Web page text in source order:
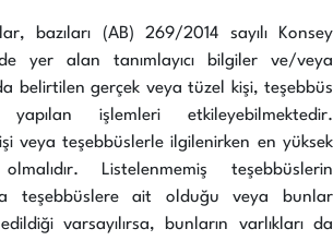
bazıları (AB) 269/2014 sayılı Konsey
yer alan tanımlayıcı bilgiler ve/veya
belirtilen gerçek veya tüzel kişi, teşebbüs
işlemleri etkileyebilmektedir.
veya teşebbüslerle ilgilenirken en yüksek
Listelenmemiş teşebbüslerin
teşebbüslere ait olduğu veya bunlar
varsayılırsa, bunların varlıkları da